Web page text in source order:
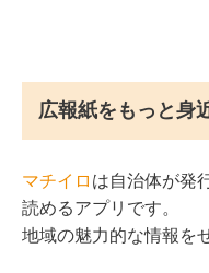
広報紙をもっと身
マチイロ は自治体が発
読めるアプリです。
地域の魅力的な情報を